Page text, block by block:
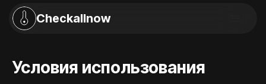
Checkallnow
Условия использования